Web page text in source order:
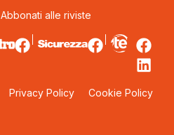
Abbonati alle riviste
Privacy Policy Cookie Policy